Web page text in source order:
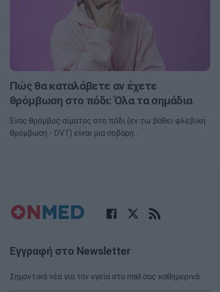
Πώς θα καταλάβετε αν έχετε
θρόμβωση στο πόδι: Όλα τα σημάδια
Ένας θρόμβος αίματος στο πόδι (εν τω βάθει φλεβική
θρόμβωση - DVT) είναι μια σοβαρή…
Εγγραφή στο Newsletter
Σημαντικά νέα για την υγεία στο mail σας καθημερινά